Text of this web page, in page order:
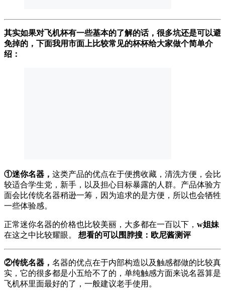
其实如果对飞机杯有一些基本的了解的话，很多坑还是可以避
免掉的，下面我用市面上比较常见的杯杯给大家做个简单介
绍：
①迷你名器， 这类产品的优点在于便携收藏，清洗方便，会比
较适合学生党，新手，以及担心目标暴露的人群。产品体验方
面会比传统名器稍逊一筹，因为追求的是方便，所以也会牺牲
一些体验感。
正常迷你名器的价格也比较美丽，大多都在一百以下， w姐妹
在这之中比较耀眼。 想看的可以围脖搜：欧尼酱测评
②传统名器， 名器的优点在于内部构造以及触感都做的比较真
实，它的很多都是小五给不了的，单纯触感方面来说名器算是
飞机杯里面最好的了，一般建议老手使用。